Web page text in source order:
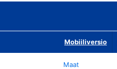
Mobiiliversio
Maat